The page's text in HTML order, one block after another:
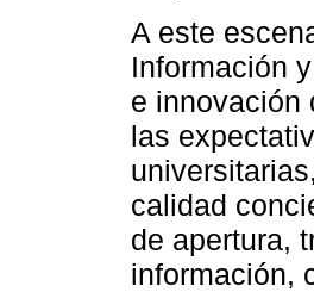
A este
Información
e innovación
las
calidad
de apertura,
información,